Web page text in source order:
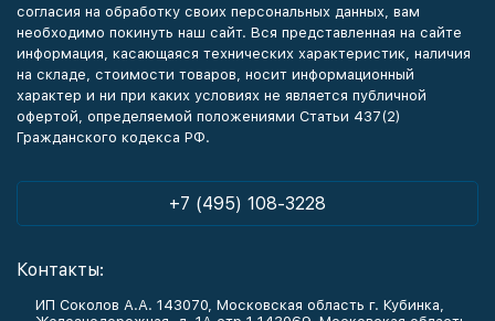
согласия на обработку своих персональных данных, вам
необходимо покинуть наш сайт. Вся представленная на сайте
информация, касающаяся технических характеристик, наличия
на складе, стоимости товаров, носит информационный
характер и ни при каких условиях не является публичной
офертой, определяемой положениями Статьи 437(2)
Гражданского кодекса РФ.
+7 (495) 108-3228
Контакты:
ИП Соколов А.А. 143070, Московская область г. Кубинка,